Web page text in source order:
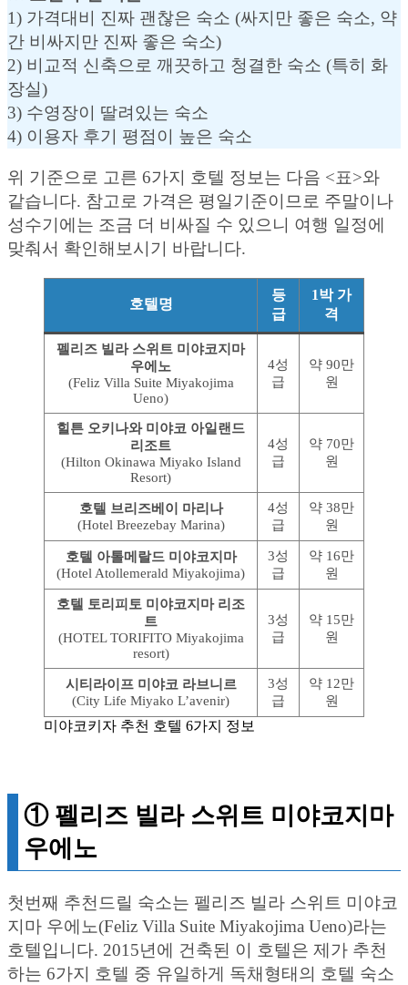
1) 가격대비 진짜 괜찮은 숙소 (싸지만 좋은 숙소, 약
간 비싸지만 진짜 좋은 숙소)
2) 비교적 신축으로 깨끗하고 청결한 숙소 (특히 화
장실)
3) 수영장이 딸려있는 숙소
4) 이용자 후기 평점이 높은 숙소
위 기준으로 고른 6가지 호텔 정보는 다음 <표>와
같습니다. 참고로 가격은 평일기준이므로 주말이나
성수기에는 조금 더 비싸질 수 있으니 여행 일정에
맞춰서 확인해보시기 바랍니다.
호텔명
등
급
1박 가
격
펠리즈 빌라 스위트 미야코지마
우에노
(Feliz Villa Suite Miyakojima
Ueno)
4성
급
약 90만
원
힐튼 오키나와 미야코 아일랜드
리조트
(Hilton Okinawa Miyako Island
Resort)
4성
급
약 70만
원
호텔 브리즈베이 마리나
(Hotel Breezebay Marina)
4성
급
약 38만
원
호텔 아톨메랄드 미야코지마
(Hotel Atollemerald Miyakojima)
3성
급
약 16만
원
호텔 토리피토 미야코지마 리조
트
(HOTEL TORIFITO Miyakojima
resort)
3성
급
약 15만
원
시티라이프 미야코 라브니르
(City Life Miyako L’avenir)
3성
급
약 12만
원
미야코키자 추천 호텔 6가지 정보
① 펠리즈 빌라 스위트 미야코지마
우에노
첫번째 추천드릴 숙소는 펠리즈 빌라 스위트 미야코
지마 우에노(Feliz Villa Suite Miyakojima Ueno)라는
호텔입니다. 2015년에 건축된 이 호텔은 제가 추천
하는 6가지 호텔 중 유일하게 독채형태의 호텔 숙소